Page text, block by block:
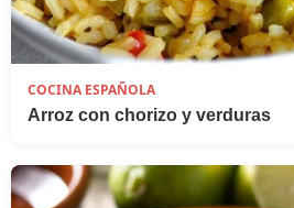
COCINA ESPAÑOLA
Arroz con chorizo y verduras